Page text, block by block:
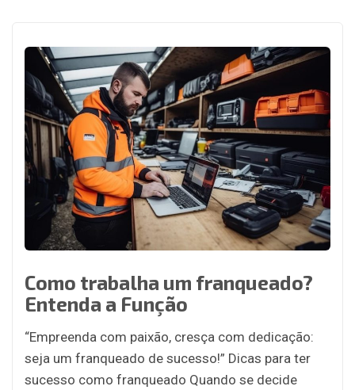
Como trabalha um franqueado?
Entenda a Função
“Empreenda com paixão, cresça com dedicação:
seja um franqueado de sucesso!” Dicas para ter
sucesso como franqueado Quando se decide